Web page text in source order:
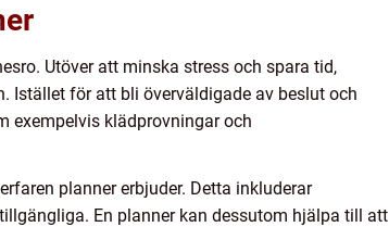
Utöver att minska stress och spara tid,
Istället för att bli överväldigade av beslut och
exempelvis klädprovningar och
planner erbjuder. Detta inkluderar
En planner kan dessutom hjälpa till att